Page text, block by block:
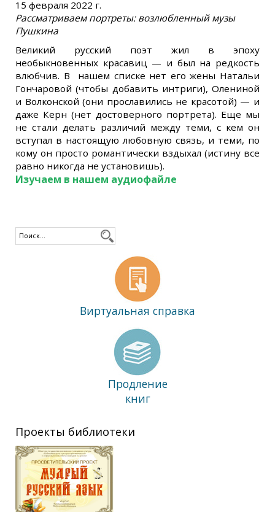
15 февраля 2022 г.
Рассматриваем портреты: возлюбленный музы
Пушкина
Великий русский поэт жил в эпоху
необыкновенных красавиц — и был на редкость
влюбчив. В нашем списке нет его жены Натальи
Гончаровой (чтобы добавить интриги), Олениной
и Волконской (они прославились не красотой) — и
даже Керн (нет достоверного портрета). Еще мы
не стали делать различий между теми, с кем он
вступал в настоящую любовную связь, и теми, по
кому он просто романтически вздыхал (истину все
равно никогда не установишь).
Изучаем в нашем аудиофайле
Виртуальная справка
Продление
книг
Проекты библиотеки